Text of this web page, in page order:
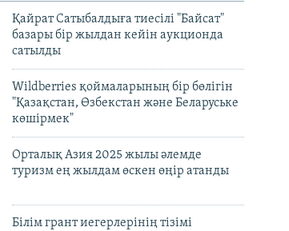
Қайрат Сатыбалдыға тиесілі "Байсат"
базары бір жылдан кейін аукционда
сатылды
Wildberries қоймаларының бір бөлігін
"Қазақстан, Өзбекстан және Беларуське
көшірмек"
Орталық Азия 2025 жылы әлемде
туризм ең жылдам өскен өңір атанды
Білім грант иегерлерінің тізімі